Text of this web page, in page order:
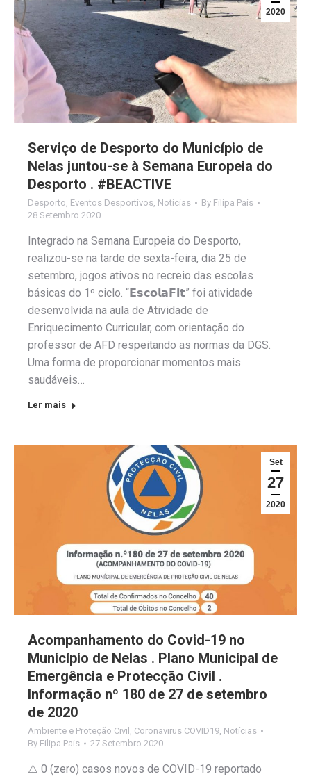
2020
Serviço de Desporto do Município de
Nelas juntou-se à Semana Europeia do
Desporto . #BEACTIVE
Desporto Eventos Desportivos Notícias By Filipa Pais
28 Setembro 2020
Integrado na Semana Europeia do Desporto,
realizou-se na tarde de sexta-feira, dia 25 de
setembro, jogos ativos no recreio das escolas
básicas do 1º ciclo. “𝗘𝘀𝗰𝗼𝗹𝗮𝗙𝗶𝘁” foi atividade
desenvolvida na aula de Atividade de
Enriquecimento Curricular, com orientação do
professor de AFD respeitando as normas da DGS.
Uma forma de proporcionar momentos mais
saudáveis…
Ler mais
Set
27
2020
Acompanhamento do Covid-19 no
Município de Nelas . Plano Municipal de
Emergência e Protecção Civil .
Informação nº 180 de 27 de setembro
de 2020
Ambiente e Proteção Civil , Coronavirus COVID19, Notícias
By Filipa Pais 27 Setembro 2020
⚠️ 0 (zero) casos novos de COVID-19 reportado